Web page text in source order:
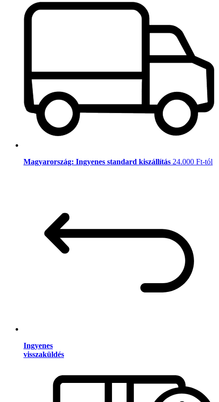
Magyarország: Ingyenes standard kiszállítás 24.000 Ft-tól
Ingyenes
visszaküldés